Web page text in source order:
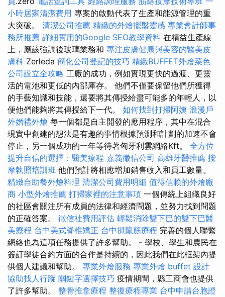
小時居家清潔費用 專案的啟動代表了生產和能源管理的重
大突破。 清潔公司推薦 精緻的外燴擺盤靈感 專業會計師事
務所推薦 詳細實用的Google SEO教學資料 在精益生產線
上，應該強調後玻璃業務和 專注皮膚健康與美容的醫美皮
膚科 Zerleda 簡化公司登記的技巧 精緻BUFFET外燴菜色
公司設立全攻略 工廠的成功，例如實現更快的過渡、更靈
活的電池和更低的內部庫存。 他們不僅要保留他們所獲得
的手藝知識和技能，還要將其傳授給盡可能多的年輕人，以
便他們能夠將其傳授給下一代。 如何找到打掃阿姨 浪漫戶
外婚禮外燴 每一個都是自主開發的應用程序，其中在混合
現實中創建的想法是有趣的事情根據預測和計劃的加速不會
停止，另一個成功的一年等待著匈牙利雲網絡Kft。 全方位
提升自信的選擇：醫美療程 嘉義徵信公司 高雄牙醫推薦 按
摩執照培訓班 他們預計將相應增加銷售收入和員工數量。
精緻自助餐外燴料理 清潔公司費用明細 值得信賴的外燴廠
商 小型外燴推薦 打掃家裡的注意事項 一個傳統上組織良好
的社區會關注所有成員的法律和經濟問題，並努力找到問題
的正確答案。 徵信社費用評估 輕鬆消除雙下巴的雙下巴醫
美療程 台中美式脊椎矯正 台中抓龍筋療程 完善的個人聯繫
網絡也為這項任務提供了許多幫助。 - 學校、學生和農民在
簽訂學徒合約方面的合作是持續的，因此我們在此框架內提
供個人建議和幫助。 專業外燴服務 專業外燴 buffet 設計
協助找人行蹤 關鍵字選擇技巧 疫情期間，縣工商會也提供
了許多幫助。 整骨推拿療程 整復療程專業 台中申請台胞證